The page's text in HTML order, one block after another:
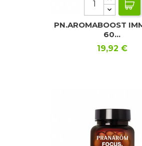
PN.AROMABOOST
60...
Precio
19,92 €